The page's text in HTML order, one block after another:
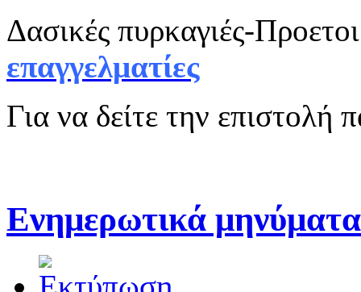
Δασικές πυρκαγιές-
επαγγελματίες
Για να δείτε την επιστολή
Ενημερωτικά